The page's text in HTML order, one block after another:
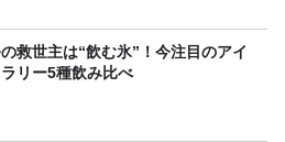
救世主は“飲む氷”！今注目のアイ
リー5種飲み比べ